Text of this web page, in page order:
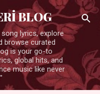
atla BLOG
lyrics, explore
browse curated
is your go-to
global hits, and
music like never